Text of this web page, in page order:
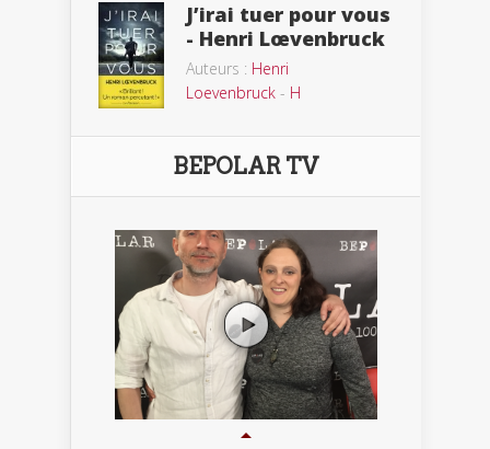
J’irai tuer pour vous
- Henri Lœvenbruck
Auteurs : Henri
Loevenbruck - H
BEPOLAR TV